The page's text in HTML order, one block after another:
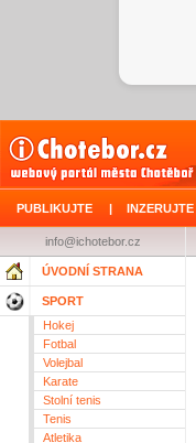
PUBLIKUJTE | INZERUJTE
info@ichotebor.cz
ÚVODNÍ STRANA
SPORT
Hokej
Fotbal
Volejbal
Karate
Stolní tenis
Tenis
Atletika